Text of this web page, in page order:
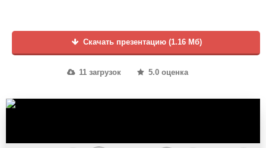
Скачать презентацию (1.16 Мб)
11 загрузок 5.0 оценка